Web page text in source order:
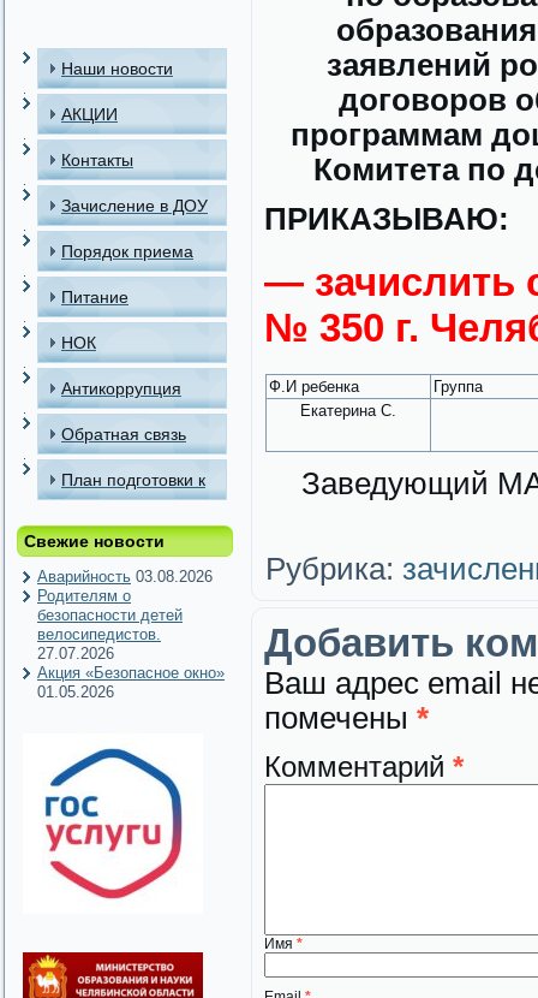
Наши новости
АКЦИИ
Контакты
Зачисление в ДОУ
Порядок приема
детей в МАДОУ
Питание
НОК
Антикоррупция
Обратная связь
План подготовки к
периоду
Свежие новости
Аварийность 03.08.2026
Родителям о
безопасности детей
велосипедистов.
27.07.2026
Акция «Безопасное окно»
01.05.2026
заявлений
договоров
программам
Комитета по
ПРИКАЗЫВАЮ:
— зачислить
№ 350 г.
Ф.И ребенка
Группа
Екатерина С.
Рубрика:
Добавить
Ваш адрес email
помечены *
Комментарий *
Имя *